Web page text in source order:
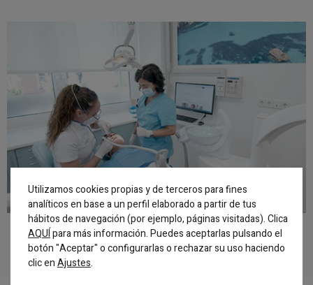
Odontología
Utilizamos cookies propias y de terceros para fines
analíticos en base a un perfil elaborado a partir de tus
hábitos de navegación (por ejemplo, páginas visitadas). Clica
AQUÍpara más información. Puedes aceptarlas pulsando el
botón "Aceptar" o configurarlas o rechazar su uso haciendo
clic enAjustes.